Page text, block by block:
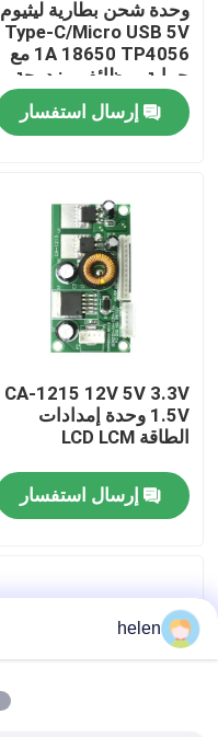
الصفحة الرئيسية
معلومات عنا
جولة في المصنع
اتصل بنا
أخبار
مدونة
وحدة شحن بطارية ليثيوم
Type-C/Micro USB 5V
1A 18650 TP4056 مع
حماية ووظائف مزدوجة
إرسال استفسار
CA-1215 12V 5V 3.3V
1.5V وحدة إمدادات
الطاقة LCD LCM
إرسال استفسار
helen